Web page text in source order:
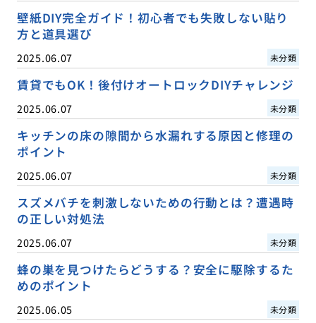
壁紙DIY完全ガイド！初心者でも失敗しない貼り
方と道具選び
2025.06.07 未分類
賃貸でもOK！後付けオートロックDIYチャレンジ
2025.06.07 未分類
キッチンの床の隙間から水漏れする原因と修理の
ポイント
2025.06.07 未分類
スズメバチを刺激しないための行動とは？遭遇時
の正しい対処法
2025.06.07 未分類
蜂の巣を見つけたらどうする？安全に駆除するた
めのポイント
2025.06.05 未分類